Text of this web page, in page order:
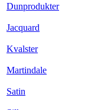
Dunprodukter
Jacquard
Kvalster
Martindale
Satin